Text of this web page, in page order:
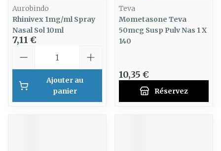
Aurobindo
Rhinivex 1mg/ml Spray
Nasal Sol 10ml
7,11 €
Ajouter au
panier
Teva
Mometasone Teva
50mcg Susp Pulv Nas 1 X
140
10,35 €
Réservez